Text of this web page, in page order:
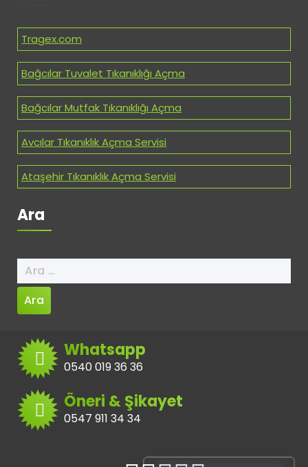
Tragex.com
Bağcılar Tuvalet Tıkanıklığı Açma
Bağcılar Mutfak Tıkanıklığı Açma
Avcılar Tıkanıklık Açma Servisi
Ataşehir Tıkanıklık Açma Servisi
Ara
Arama:
Whatsapp
0540 019 36 36
Öneri & Şikayet
0547 911 34 34